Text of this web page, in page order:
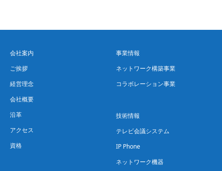
会社案内
ご挨拶
経営理念
会社概要
沿革
アクセス
資格
事業情報
ネットワーク構築事業
コラボレーション事業
技術情報
テレビ会議システム
IP Phone
ネットワーク機器